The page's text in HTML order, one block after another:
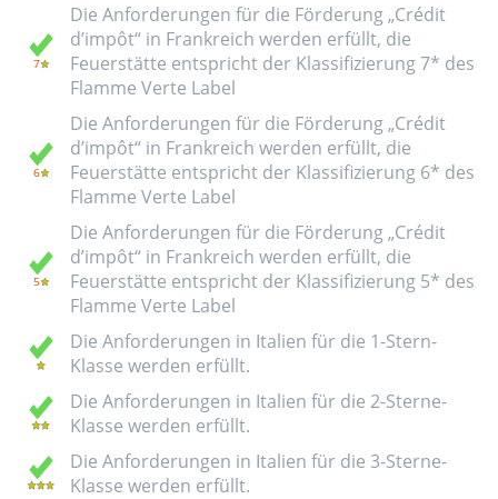
Die Anforderungen für die Förderung „Crédit
d’impôt“ in Frankreich werden erfüllt, die
Feuerstätte entspricht der Klassifizierung 7* des
Flamme Verte Label
Die Anforderungen für die Förderung „Crédit
d’impôt“ in Frankreich werden erfüllt, die
Feuerstätte entspricht der Klassifizierung 6* des
Flamme Verte Label
Die Anforderungen für die Förderung „Crédit
d’impôt“ in Frankreich werden erfüllt, die
Feuerstätte entspricht der Klassifizierung 5* des
Flamme Verte Label
Die Anforderungen in Italien für die 1-Stern-
Klasse werden erfüllt.
Die Anforderungen in Italien für die 2-Sterne-
Klasse werden erfüllt.
Die Anforderungen in Italien für die 3-Sterne-
Klasse werden erfüllt.